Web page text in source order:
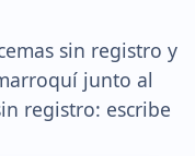
sin registro y
junto al
registro: escribe